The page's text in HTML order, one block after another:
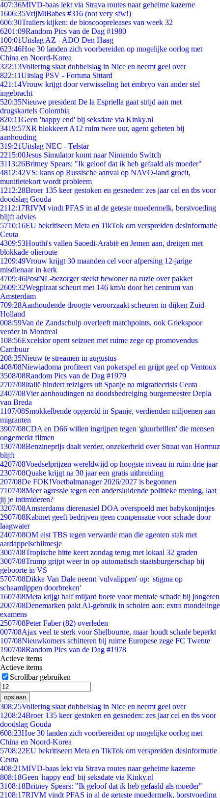
407:36MIVD-baas lekt via Strava routes naar geheime kazerne
1606:35VrijMiBabes #316 (not very sfw!)
606:30Trailers kijken: de bioscoopreleases van week 32
6201:09Random Pics van de Dag #1980
100:01Uitslag AZ - ADO Den Haag
623:46Hoe 30 landen zich voorbereiden op mogelijke oorlog met
China en Noord-Korea
322:13Vollering slaat dubbelslag in Nice en neemt geel over
822:11Uitslag PSV - Fortuna Sittard
421:14Vrouw krijgt door verwisseling het embryo van ander stel
ingebracht
520:35Nieuwe president De la Espriella gaat strijd aan met
drugskartels Colombia
820:11Geen 'happy end' bij seksdate via Kinky.nl
3419:57XR blokkeert A12 ruim twee uur, agent gebeten bij
aanhouding
319:21Uitslag NEC - Telstar
2215:00Jesus Simulator komt naar Nintendo Switch
3113:26Britney Spears: "Ik geloof dat ik heb gefaald als moeder"
4812:42VS: kans op Russische aanval op NAVO-land groeit,
munitietekort wordt probleem
1212:28Broer 135 keer gestoken en gesneden: zes jaar cel en tbs voor
doodslag Gouda
2112:17RIVM vindt PFAS in al de geteste moedermelk, borstvoeding
blijft advies
5710:16EU bekritiseert Meta en TikTok om verspreiden desinformatie
Ceuta
4309:53Houthi's vallen Saoedi-Arabië en Jemen aan, dreigen met
blokkade olieroute
1209:49Vrouw krijgt 30 maanden cel voor afpersing 12-jarige
misdienaar in kerk
4709:46PostNL-bezorger steekt bewoner na ruzie over pakket
2609:32Wegpiraat scheurt met 146 km/u door het centrum van
Amsterdam
709:28Aanhoudende droogte veroorzaakt scheuren in dijken Zuid-
Holland
008:59Van de Zandschulp overleeft matchpoints, ook Griekspoor
verder in Montreal
108:56Excelsior opent seizoen met ruime zege op promovendus
Cambuur
208:35Nieuw te streamen in augustus
408/08Niewiadoma profiteert van pokerspel en grijpt geel op Ventoux
3508/08Random Pics van de Dag #1979
2707/08Italië hindert reizigers uit Spanje na migratiecrisis Ceuta
2407/08Vier aanhoudingen na doodsbedreiging burgemeester Depla
van Breda
1107/08Smokkelbende opgerold in Spanje, verdienden miljoenen aan
migranten
3907/08CDA en D66 willen ingrijpen tegen 'gluurbrillen' die mensen
ongemerkt filmen
1307/08Benzineprijs daalt verder, onzekerheid over Straat van Hormuz
blijft
4207/08Voedselprijzen wereldwijd op hoogste niveau in ruim drie jaar
2307/08Quake krijgt na 30 jaar een gratis uitbreiding
207/08De FOK!Voetbalmanager 2026/2027 is begonnen
7107/08Meer agressie tegen een andersluidende politieke mening, laat
jij je intimideren?
3207/08Amsterdams dierenasiel DOA overspoeld met babykonijntjes
2907/08Kabinet geeft bedrijven geen compensatie voor schade door
laagwater
2407/08OM eist TBS tegen verwarde man die agenten stak met
aardappelschilmesje
3007/08Tropische hitte keert zondag terug met lokaal 32 graden
3007/08Trump grijpt weer in op automatisch staatsburgerschap bij
geboorte in VS
5707/08Dikke Van Dale neemt 'vulvalippen' op: 'stigma op
schaamlippen doorbreken'
1607/08Meta krijgt half miljard boete voor mentale schade bij jongeren
2007/08Denemarken pakt AI-gebruik in scholen aan: extra mondelinge
examens
2507/08Peter Faber (82) overleden
007/08Ajax veel te sterk voor Shelbourne, maar houdt schade beperkt
107/08Nieuwkomers schitteren bij ruime Europese zege FC Twente
1907/08Random Pics van de Dag #1978
Actieve items
Actieve items
Scrollbar gebruiken
opslaan
308:25Vollering slaat dubbelslag in Nice en neemt geel over
1208:24Broer 135 keer gestoken en gesneden: zes jaar cel en tbs voor
doodslag Gouda
608:23Hoe 30 landen zich voorbereiden op mogelijke oorlog met
China en Noord-Korea
5708:22EU bekritiseert Meta en TikTok om verspreiden desinformatie
Ceuta
408:21MIVD-baas lekt via Strava routes naar geheime kazerne
808:18Geen 'happy end' bij seksdate via Kinky.nl
3108:18Britney Spears: "Ik geloof dat ik heb gefaald als moeder"
2108:17RIVM vindt PFAS in al de geteste moedermelk, borstvoeding